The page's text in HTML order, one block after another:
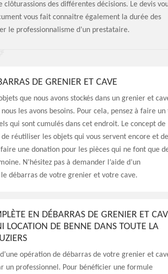
des différentes décisions. Le devis
vous fait connaitre également la durée des
le professionnalisme d’un prestataire.
DE GRENIER ET CAVE
que nous avons stockés dans un grenier et
les avons besoins. Pour cela, pensez à faire un
qui sont cumulés dans cet endroit. Le concept de
réutiliser les objets qui vous servent encore et de
une donation pour les pièces qui ne font que
N’hésitez pas à demander l’aide d’un
débarras de votre grenier et votre cave.
EN DÉBARRAS DE GRENIER ET
LOCATION DE BENNE DANS TOUTE LA
opération de débarras de votre grenier et
un professionnel. Pour bénéficier une formule